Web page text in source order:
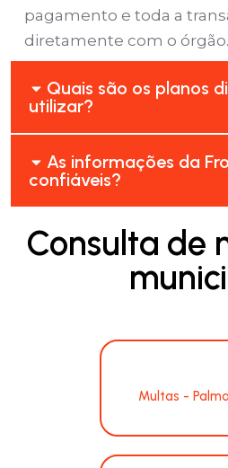
pagamento e toda a
diretamente com o órgão.
Quais são os planos
utilizar?
As informações da
confiáveis?
Consulta de
Multas -